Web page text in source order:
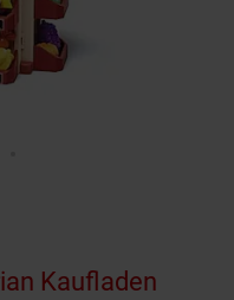
Kaufladen